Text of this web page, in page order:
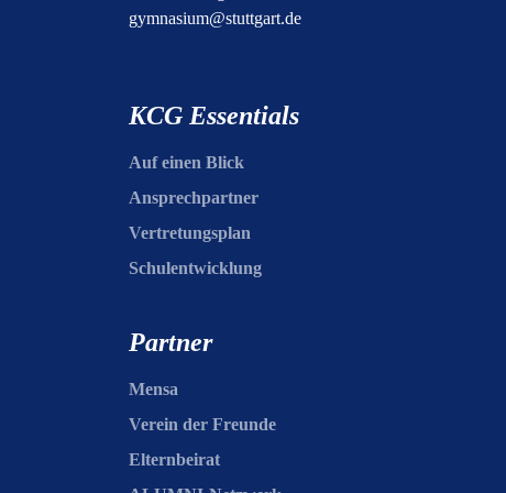
gymnasium@stuttgart.de
KCG Essentials
Auf einen Blick
Ansprechpartner
Vertretungsplan
Schulentwicklung
Partner
Mensa
Verein der Freunde
Elternbeirat